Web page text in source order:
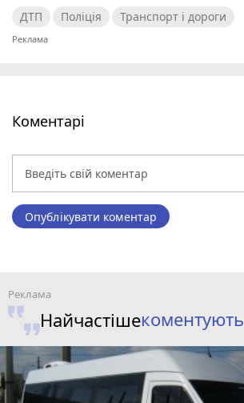
ДТП Поліція Транспорт і дороги
Коментарі
Опублікувати коментар
Найчастішекоментують